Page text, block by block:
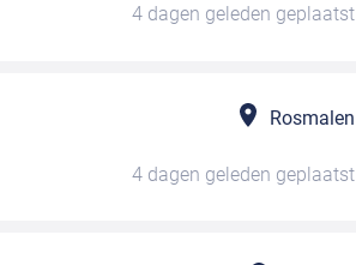
4 dagen geleden geplaatst
Rosmalen
4 dagen geleden geplaatst